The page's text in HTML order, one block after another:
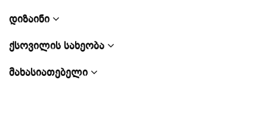
დიზაინი
ქსოვილის სახეობა
მახასიათებელი